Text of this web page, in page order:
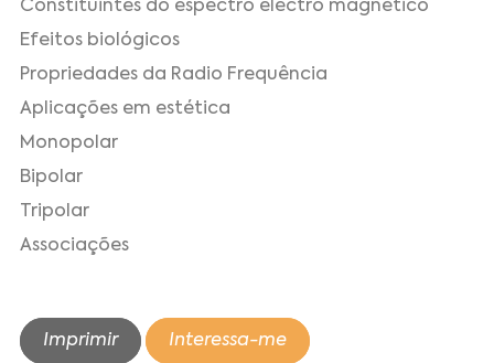
Constituintes do espectro electro magnético
Efeitos biológicos
Propriedades da Radio Frequência
Aplicações em estética
Monopolar
Bipolar
Tripolar
Associações
Imprimir Interessa-me